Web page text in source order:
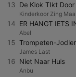
13 De Klok TIkt Door
Kinderkoor Zing
14 ER HANGT IETS
Abel
15 Trompeten-Jodler
James Last
16 Niet Naar Huis
Anbu